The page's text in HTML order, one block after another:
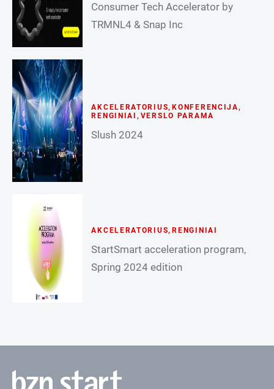
Consumer Tech Accelerator by
TRMNL4 & Snap Inc
AKCELERATORIUS, KONFERENCIJA,
RENGINIAI , VERSLO PARAMA
Slush 2024
AKCELERATORIUS, RENGINIAI
StartSmart acceleration program,
Spring 2024 edition